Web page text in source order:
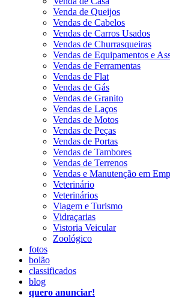
Venda de Queijos
Vendas de Cabelos
Vendas de Carros Usados
Vendas de Churrasqueiras
Vendas de Equipamentos e
Vendas de Ferramentas
Vendas de Flat
Vendas de Gás
Vendas de Granito
Vendas de Laços
Vendas de Motos
Vendas de Peças
Vendas de Portas
Vendas de Tambores
Vendas de Terrenos
Vendas e Manutenção em
Veterinário
Veterinários
Viagem e Turismo
Vidraçarias
Vistoria Veicular
Zoológico
fotos
bolão
classificados
blog
quero anunciar!